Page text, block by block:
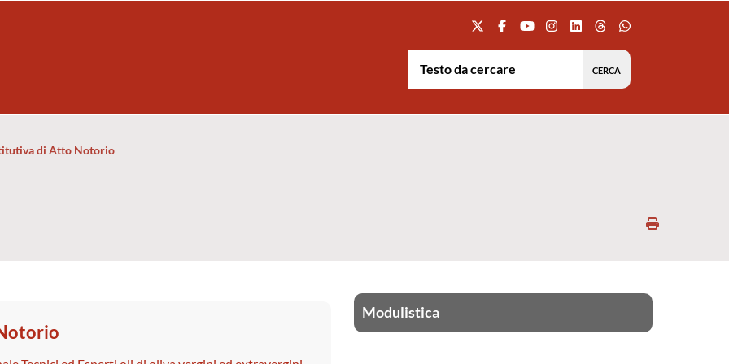
Testo da cercare:
di Atto Notorio
Modulistica